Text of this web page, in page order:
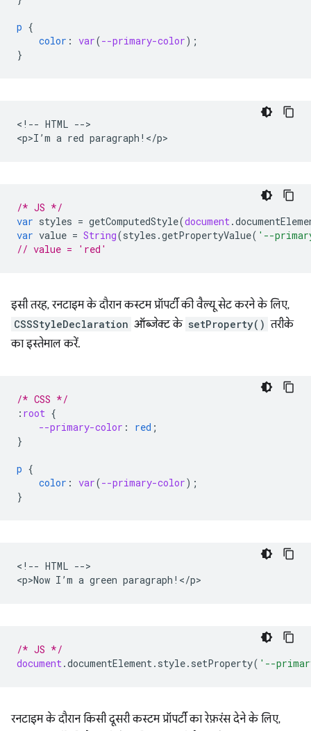
p {
color : var(--primary-color);
}
<!-- HTML -->
/* JS */
var styles = getComputedStyle(document.
var value = String(styles .getPropertyValue( '--
// value = 'red'
इसी तरह, रनटाइम के दौरान कस्टम प्रॉपर्टी की वैल्यू सेट करने के लिए,
CSSStyleDeclaration ऑब्जेक्ट के setProperty() तरीके
का इस्तेमाल करें.
/* CSS */
: root {
--primary-color : red ;
}
p {
color : var(--primary-color);
}
<!-- HTML -->
/* JS */
document.documentElement. style. setProperty( '--
रनटाइम के दौरान किसी दूसरी कस्टम प्रॉपर्टी का रेफ़रंस देने के लिए,